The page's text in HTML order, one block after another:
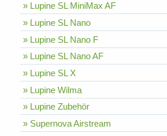
» Lupine SL MiniMax AF
» Lupine SL Nano
» Lupine SL Nano F
» Lupine SL Nano AF
» Lupine SL X
» Lupine Wilma
» Lupine Zubehör
» Supernova Airstream